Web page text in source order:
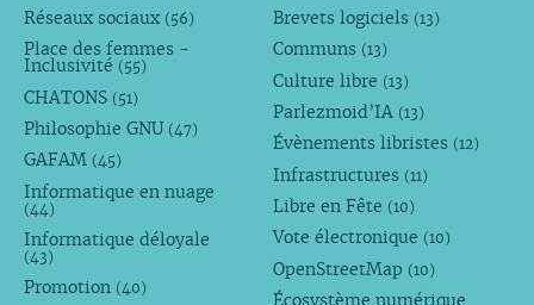
Réseaux sociaux (56)
Place des femmes -
Inclusivité (55)
CHATONS (51)
Philosophie GNU (47)
GAFAM (45)
Informatique en nuage
(44)
Informatique déloyale
(43)
Promotion (40)
Brevets logiciels (13)
Communs (13)
Culture libre (13)
Parlezmoid’IA (13)
Évènements libristes (12)
Infrastructures (11)
Libre en Fête (10)
Vote électronique (10)
OpenStreetMap (10)
Écosystème numérique